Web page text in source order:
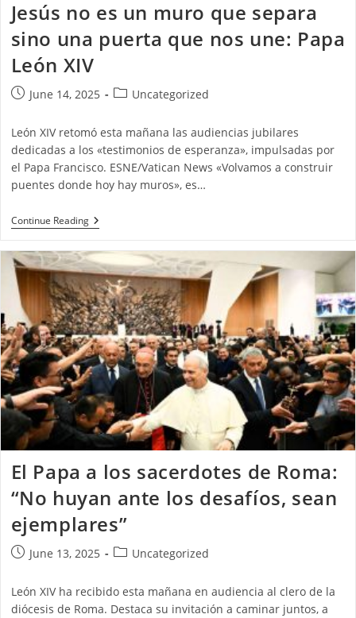
Jesús no es un muro que separa
sino una puerta que nos une: Papa
León XIV
June 14, 2025 Uncategorized
León XIV retomó esta mañana las audiencias jubilares
dedicadas a los «testimonios de esperanza», impulsadas por
el Papa Francisco. ESNE/Vatican News «Volvamos a construir
puentes donde hoy hay muros», es…
Continue Reading
El Papa a los sacerdotes de Roma:
“No huyan ante los desafíos, sean
ejemplares”
June 13, 2025 Uncategorized
León XIV ha recibido esta mañana en audiencia al clero de la
diócesis de Roma. Destaca su invitación a caminar juntos, a